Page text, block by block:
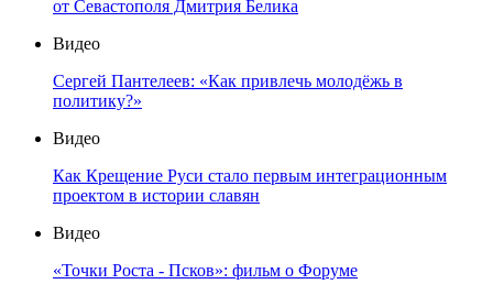
от Севастополя Дмитрия Белика
Видео
Сергей Пантелеев: «Как привлечь молодёжь в
политику?»
Видео
Как Крещение Руси стало первым интеграционным
проектом в истории славян
Видео
«Точки Роста - Псков»: фильм о Форуме